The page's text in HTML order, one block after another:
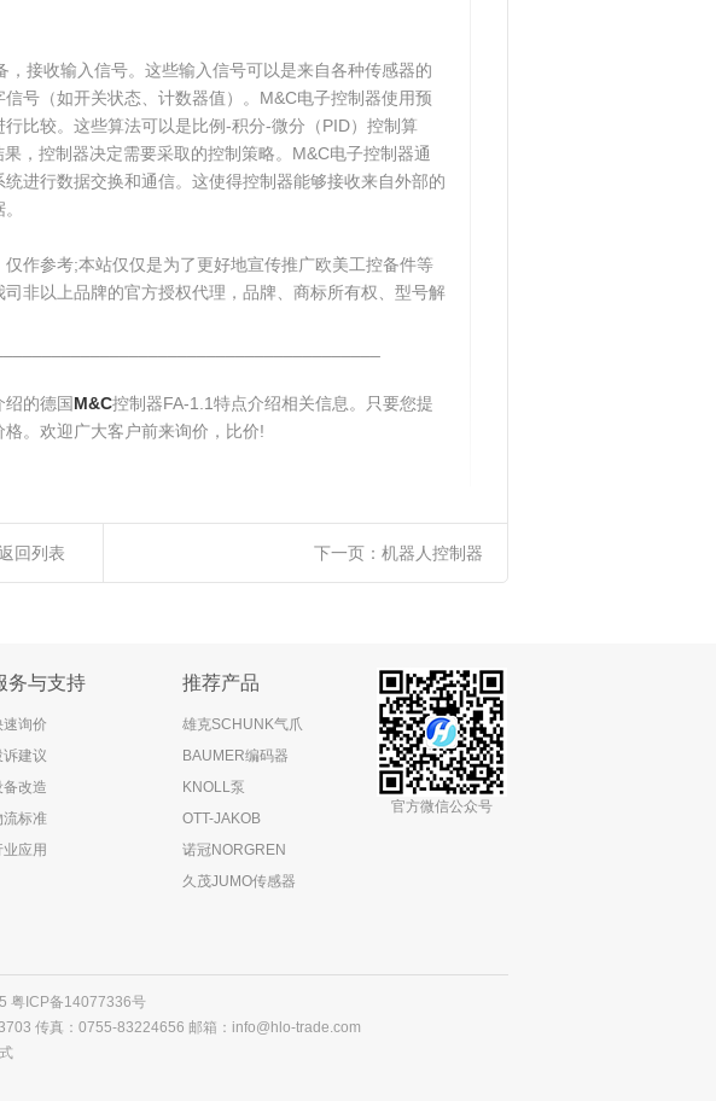
接收输入信号。这些输入信号可以是来自各种传感器的
号（如开关状态、计数器值）。M&C电子控制器使用预
比较。这些算法可以是比例-积分-微分（PID）控制算
，控制器决定需要采取的控制策略。M&C电子控制器通
进行数据交换和通信。这使得控制器能够接收来自外部的
作参考;本站仅仅是为了更好地宣传推广欧美工控备件等
非以上品牌的官方授权代理，品牌、商标所有权、型号解
绍的德国M&C控制器FA-1.1特点介绍相关信息。只要您提
。欢迎广大客户前来询价，比价!
回列表 下一页： 机器人控制器
务与支持
速询价
诉建议
备改造
流标准
业应用
推荐产品
雄克SCHUNK气爪
BAUMER编码器
KNOLL泵
OTT-JAKOB
诺冠NORGREN
久茂JUMO传感器
官方微信公众号
粤ICP备14077336号
传真：0755-83224656 邮箱：info@hlo-trade.com